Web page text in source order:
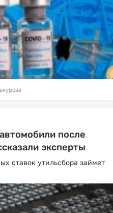
после
эксперты
ставок утильсбора займет